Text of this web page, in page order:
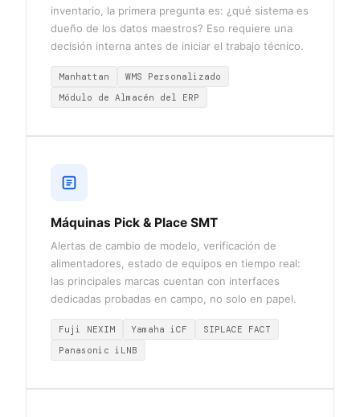
inventario, la primera pregunta es: ¿qué sistema es
dueño de los datos maestros? Eso requiere una
decisión interna antes de iniciar el trabajo técnico.
Manhattan
WMS Personalizado
Módulo de Almacén del ERP
Máquinas Pick & Place SMT
Alertas de cambio de modelo, verificación de
alimentadores, estado de equipos en tiempo real:
las principales marcas cuentan con interfaces
dedicadas probadas en campo, no solo en papel.
Fuji NEXIM Yamaha iCF
SIPLACE FACT
Panasonic iLNB